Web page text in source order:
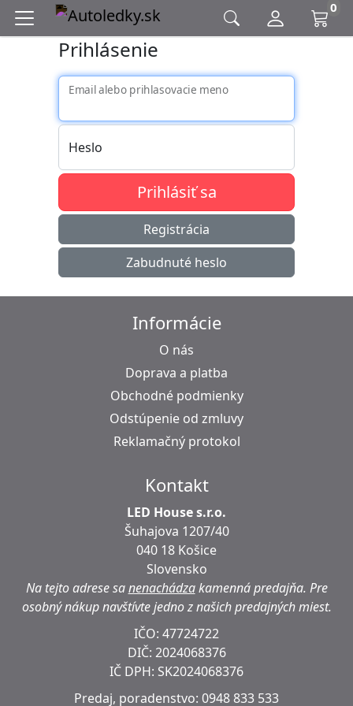
0
Prihlásenie
Email alebo prihlasovacie meno
Heslo
Prihlásiť sa
Registrácia
Zabudnuté heslo
Informácie
O nás
Doprava a platba
Obchodné podmienky
Odstúpenie od zmluvy
Reklamačný protokol
Kontakt
LED House s.r.o.
Šuhajova 1207/40
040 18 Košice
Slovensko
Na tejto adrese sanenachádzakamenná predajňa. Pre
osobný nákup navštívte jedno z našich predajných miest.
IČO: 47724722
DIČ: 2024068376
IČ DPH: SK2024068376
Predaj, poradenstvo: 0948 833 533